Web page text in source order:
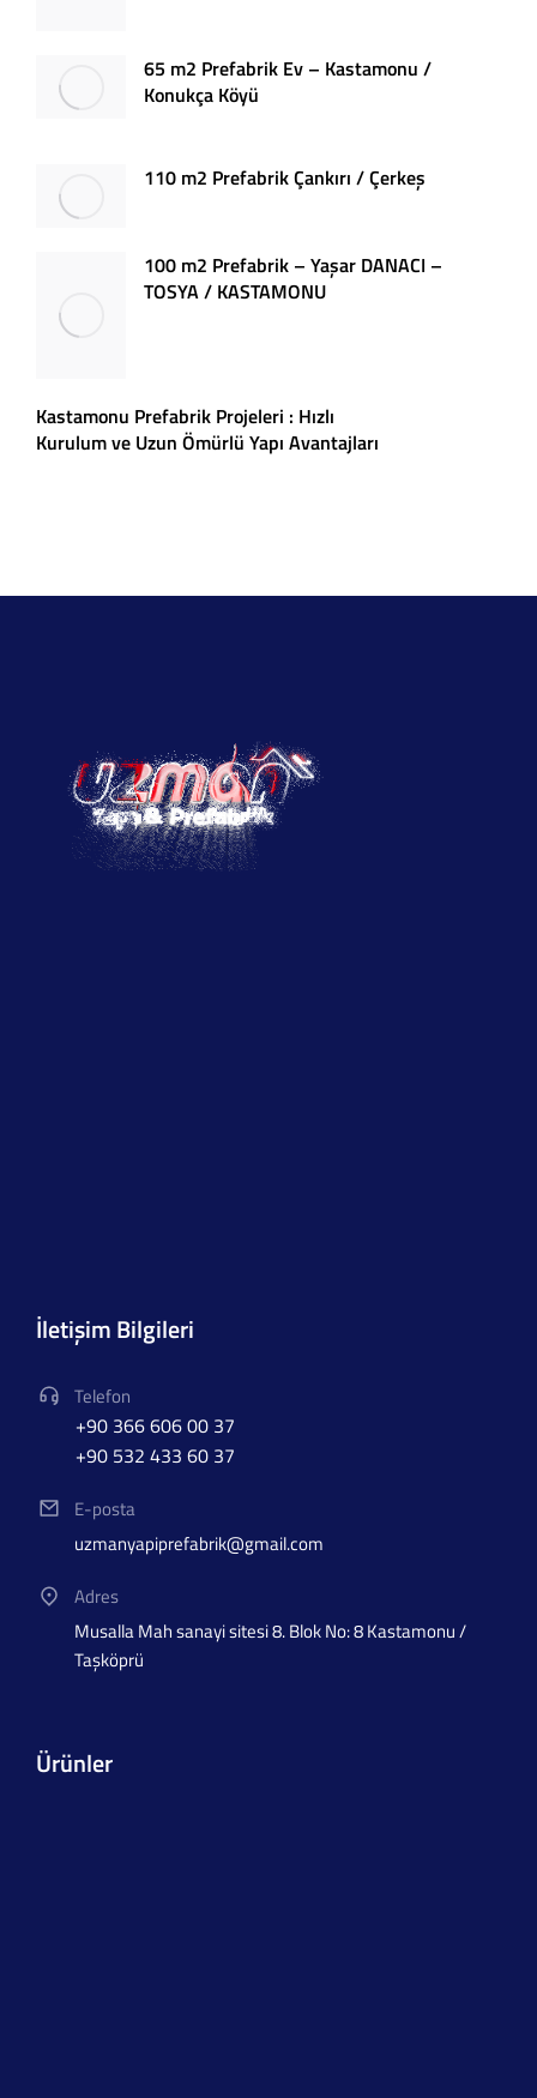
65 m2 Prefabrik Ev – Kastamonu /
Konukça Köyü
110 m2 Prefabrik Çankırı / Çerkeş
100 m2 Prefabrik – Yaşar DANACI –
TOSYA / KASTAMONU
Kastamonu Prefabrik Projeleri : Hızlı
Kurulum ve Uzun Ömürlü Yapı Avantajları
İletişim Bilgileri
Telefon
+90 366 606 00 37
+90 532 433 60 37
E-posta
uzmanyapiprefabrik@gmail.com
Adres
Musalla Mah sanayi sitesi 8. Blok No: 8 Kastamonu /
Taşköprü
Ürünler